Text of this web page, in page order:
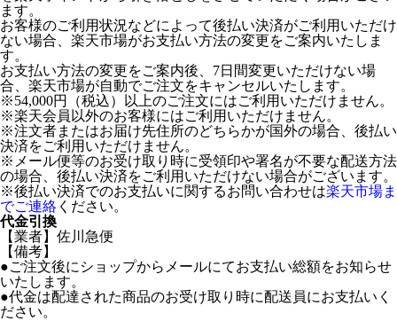
ます。
お客様のご利用状況などによって後払い決済がご利用いただけ
ない場合、楽天市場がお支払い方法の変更をご案内いたしま
す。
お支払い方法の変更をご案内後、7日間変更いただけない場
合、楽天市場が自動でご注文をキャンセルいたします。
※54,000円（税込）以上のご注文にはご利用いただけません。
※楽天会員以外のお客様にはご利用いただけません。
※注文者またはお届け先住所のどちらかが国外の場合、後払い
決済をご利用いただけません。
※メール便等のお受け取り時に受領印や署名が不要な配送方法
の場合、後払い決済をご利用いただけない場合がございます。
※後払い決済でのお支払いに関するお問い合わせは楽天市場ま
でご連絡 ください。
代金引換
【業者】佐川急便
【備考】
●ご注文後にショップからメールにてお支払い総額をお知らせ
いたします。
●代金は配達された商品のお受け取り時に配送員にお支払いく
ださい。